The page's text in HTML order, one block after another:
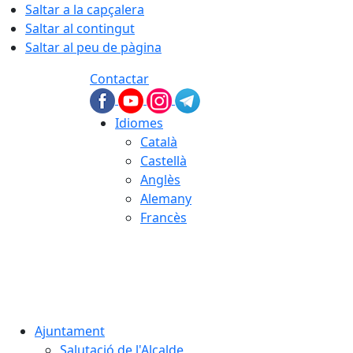
Saltar a la capçalera
Saltar al contingut
Saltar al peu de pàgina
Contactar
Idiomes
Català
Castellà
Anglès
Alemany
Francès
Ajuntament